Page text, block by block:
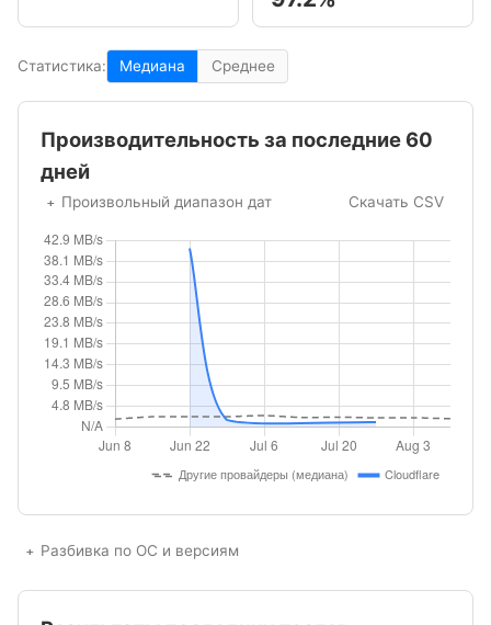
Статистика: Медиана Среднее
Производительность за последние 60
дней
Произвольный диапазон дат Скачать CSV
Разбивка по ОС и версиям